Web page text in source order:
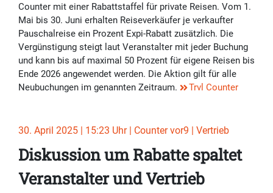
Counter mit einer Rabattstaffel für private Reisen. Vom 1.
Mai bis 30. Juni erhalten Reiseverkäufer je verkaufter
Pauschalreise ein Prozent Expi-Rabatt zusätzlich. Die
Vergünstigung steigt laut Veranstalter mit jeder Buchung
und kann bis auf maximal 50 Prozent für eigene Reisen bis
Ende 2026 angewendet werden. Die Aktion gilt für alle
Neubuchungen im genannten Zeitraum.
Trvl Counter
30. April 2025 | 15:23 Uhr | Counter vor9 | Vertrieb
Diskussion um Rabatte spaltet
Veranstalter und Vertrieb